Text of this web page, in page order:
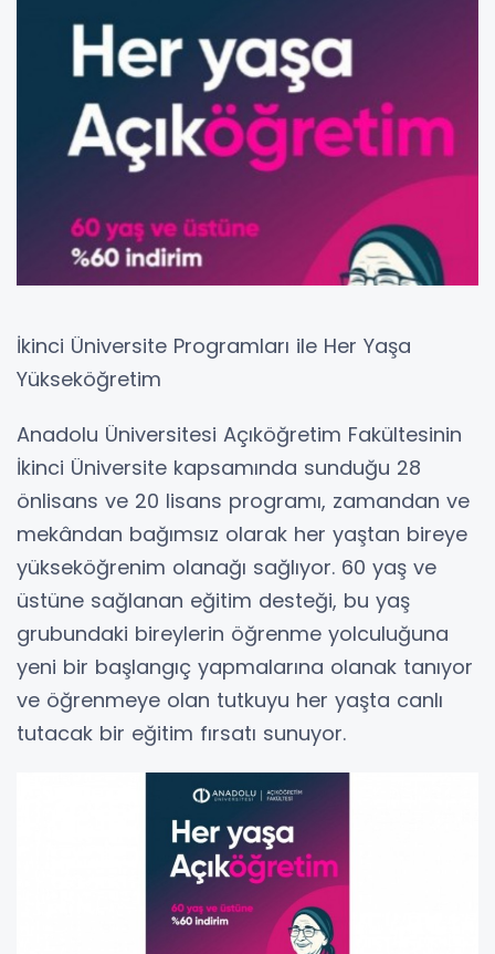
İkinci Üniversite Programları ile Her Yaşa
Yükseköğretim
Anadolu Üniversitesi Açıköğretim Fakültesinin
İkinci Üniversite kapsamında sunduğu 28
önlisans ve 20 lisans programı, zamandan ve
mekândan bağımsız olarak her yaştan bireye
yükseköğrenim olanağı sağlıyor. 60 yaş ve
üstüne sağlanan eğitim desteği, bu yaş
grubundaki bireylerin öğrenme yolculuğuna
yeni bir başlangıç yapmalarına olanak tanıyor
ve öğrenmeye olan tutkuyu her yaşta canlı
tutacak bir eğitim fırsatı sunuyor.